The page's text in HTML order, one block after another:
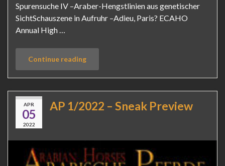
Spurensuche IV –Araber-Hengstlinien aus genetischer
SichtSchauszene in Aufruhr –Adieu, Paris? ECAHO
Annual High …
Continue reading
APR
05
2022
AP 1/2022 – Sneak Preview